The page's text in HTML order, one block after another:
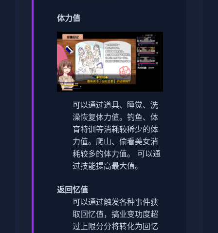
体力值
可以通过道具、睡觉、洗
澡恢复体力值。 钓鱼、体
育特训等消耗较稀少的体
力值。 爬山、偷看美女消
耗较多的体力值。
可以通
过技能提高最大值。
返回忆值
可以通过触发各种事件获
取回忆值，搞业变功度超
过上限分分将转化为回忆